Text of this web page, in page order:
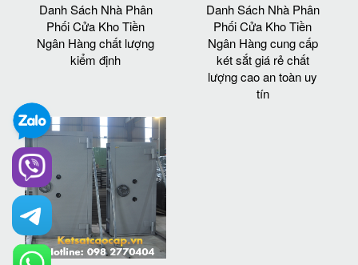
Danh Sách Nhà Phân
Phối Cửa Kho Tiền
Ngân Hàng chất lượng
kiểm định
Danh Sách Nhà Phân
Phối Cửa Kho Tiền
Ngân Hàng cung cấp
két sắt giá rẻ chất
lượng cao an toàn uy
tín